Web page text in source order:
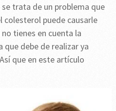
trata de un problema que
puede causarle
tienes en cuenta la
debe de realizar ya
que en este artículo